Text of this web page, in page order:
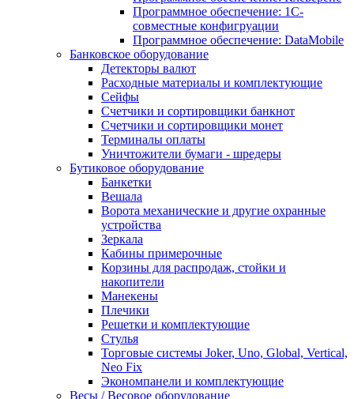
Программное обеспечение: 1С-
совместные конфигруации
Программное обеспечение: DataMobile
Банковское оборудование
Детекторы валют
Расходные материалы и комплектующие
Сейфы
Счетчики и сортировщики банкнот
Счетчики и сортировщики монет
Терминалы оплаты
Уничтожители бумаги - шредеры
Бутиковое оборудование
Банкетки
Вешала
Ворота механические и другие охранные
устройства
Зеркала
Кабины примерочные
Корзины для распродаж, стойки и
накопители
Манекены
Плечики
Решетки и комплектующие
Стулья
Торговые системы Joker, Uno, Global, Vertical,
Neo Fix
Экономпанели и комплектующие
Весы / Весовое оборудование